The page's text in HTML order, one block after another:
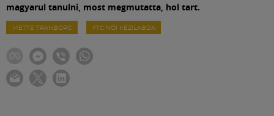
magyarul tanulni, most megmutatta, hol tart.
METTE TRANBORG FTC NŐI KÉZILABDA
Meccscenter
Klub